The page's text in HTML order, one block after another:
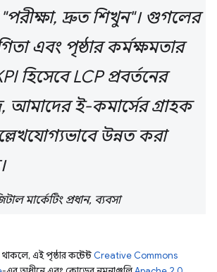
দ্রুত শিখুন"। গুগলের
এবং পৃষ্ঠার কর্মক্ষমতার
হিসেবে LCP প্রবর্তনের
আমাদের ই-কমার্সের গ্রাহক
উন্নত করা
মার্কেটিং প্রধান, ব্যবসা
এই পৃষ্ঠার কন্টেন্ট Creative Commons